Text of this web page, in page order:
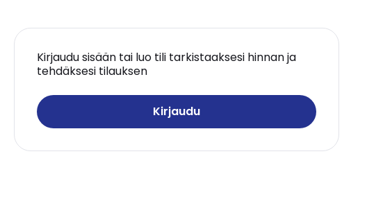
Kirjaudu sisään tai luo tili tarkistaaksesi hinnan ja
tehdäksesi tilauksen
Kirjaudu